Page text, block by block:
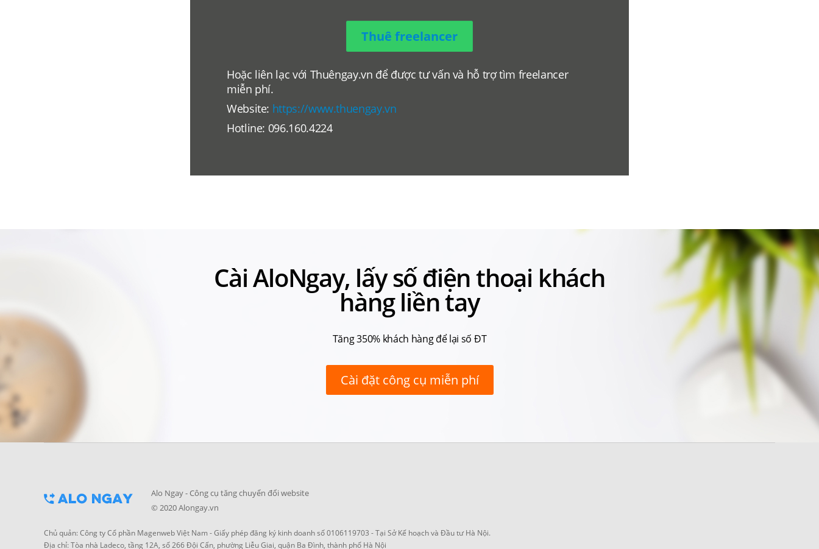
Thuê freelancer
Hoặc liên lạc với Thuêngay.vn để được tư vấn và hỗ trợ tìm freelancer
miễn phí.
Website: https://www.thuengay.vn
Hotline: 096.160.4224
Cài AloNgay, lấy số điện thoại khách
hàng liền tay
Tăng 350% khách hàng để lại số ĐT
Cài đặt công cụ miễn phí
Alo Ngay - Công cụ tăng chuyển đổi website
© 2020 Alongay.vn
Chủ quản: Công ty Cổ phần Magenweb Việt Nam - Giấy phép đăng ký kinh doanh số 0106119703 - Tại Sở Kế hoạch và Đầu tư Hà Nội.
Địa chỉ: Tòa nhà Ladeco, tầng 12A, số 266 Đội Cấn, phường Liễu Giai, quận Ba Đình, thành phố Hà Nội